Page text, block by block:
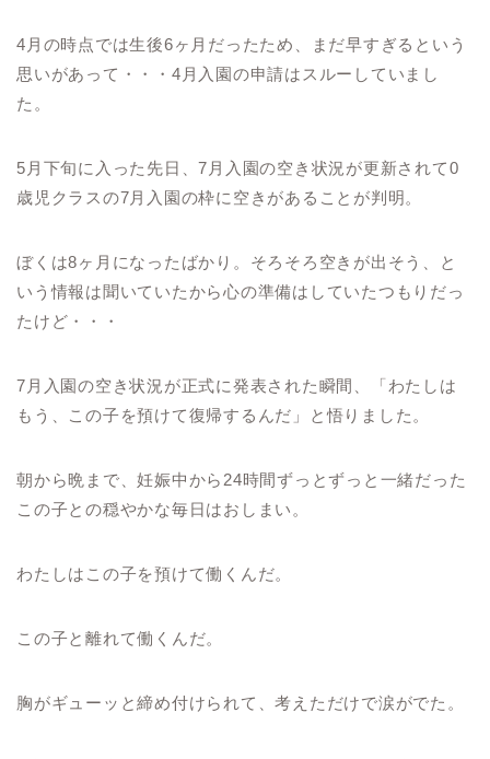
4月の時点では生後6ヶ月だったため、まだ早すぎるという
思いがあって・・・4月入園の申請はスルーしていまし
た。
5月下旬に入った先日、7月入園の空き状況が更新されて0
歳児クラスの7月入園の枠に空きがあることが判明。
ぼくは8ヶ月になったばかり。そろそろ空きが出そう、と
いう情報は聞いていたから心の準備はしていたつもりだっ
たけど・・・
7月入園の空き状況が正式に発表された瞬間、「わたしは
もう、この子を預けて復帰するんだ」と悟りました。
朝から晩まで、妊娠中から24時間ずっとずっと一緒だった
この子との穏やかな毎日はおしまい。
わたしはこの子を預けて働くんだ。
この子と離れて働くんだ。
胸がギューッと締め付けられて、考えただけで涙がでた。